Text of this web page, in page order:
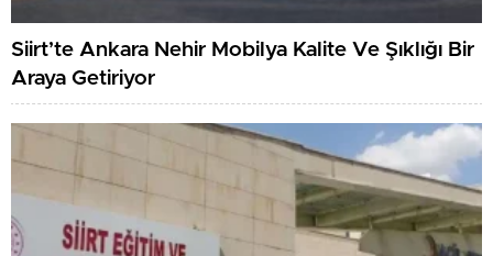
Siirt’te Ankara Nehir Mobilya Kalite Ve Şıklığı Bir
Araya Getiriyor